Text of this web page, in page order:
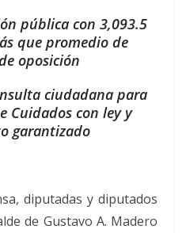
pública con 3,093.5
que promedio de
oposición
ciudadana para
Cuidados con ley y
garantizado
diputadas y diputados
de Gustavo A. Madero